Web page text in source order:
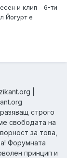
и клип - 6-ти
Йогурт е
|
строго
свободата на
за това,
Форумната
принцип и